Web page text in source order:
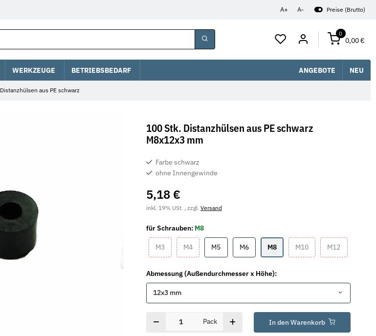
A+ A- Preise (Brutto)
0
0,00 €
WERKZEUGE BETRIEBSBEDARF ANGEBOTE NEU
Distanzhülsen aus PE schwarz
100 Stk. Distanzhülsen aus PE schwarz
M8x12x3 mm
Farbe schwarz
ohne Innengewinde
5,18 €
inkl. 19% USt. , zzgl. Versand
für Schrauben: M8
M3M3 M4M4 M5M5 M6M6 M8M8 M10M10 M12 M12
Abmessung (Außendurchmesser x Höhe):
12x3 mm
Pack In den Warenkorb